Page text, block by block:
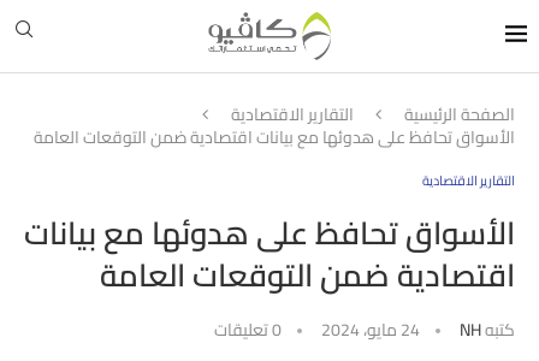
الصفحة الرئيسية التقارير الاقتصادية
الأسواق تحافظ على هدوئها مع بيانات اقتصادية ضمن التوقعات العامة
التقارير الاقتصادية
الأسواق تحافظ على هدوئها مع بيانات
اقتصادية ضمن التوقعات العامة
كتبهNH 24 مايو، 2024 0 تعليقات